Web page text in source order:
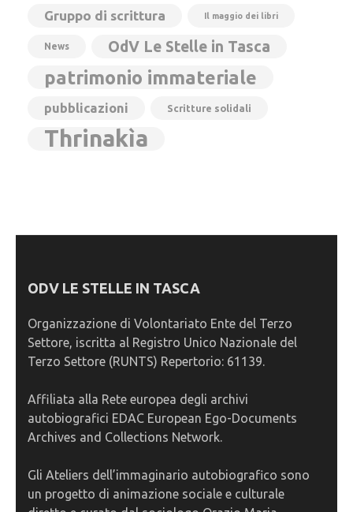
Gruppo di scrittura Il maggio dei libri
News OdV Le Stelle in Tasca
patrimonio immateriale
pubblicazioni Scritture solidali
Thrinakìa
ODV LE STELLE IN TASCA
Organizzazione di Volontariato Ente del Terzo
Settore, iscritta al Registro Unico Nazionale del
Terzo Settore (RUNTS) Repertorio: 61139.
Affiliata alla Rete europea degli archivi
autobiografici EDAC European Ego-Documents
Archives and Collections Network.
Gli Ateliers dell’immaginario autobiografico sono
un progetto di animazione sociale e culturale